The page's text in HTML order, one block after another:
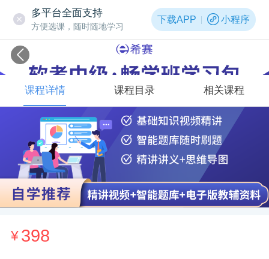
多平台全面支持
方便选课，随时随地学习
下载APP 小程序
¥398
课程详情 课程目录 相关课程